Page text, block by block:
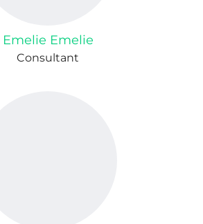
Emelie Emelie
Consultant